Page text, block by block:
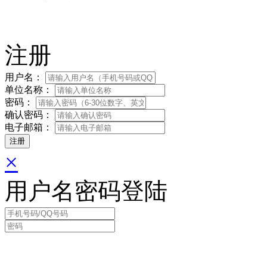
注册
用户名：
单位名称：
密码：
确认密码：
电子邮箱：
×
用户名密码登陆